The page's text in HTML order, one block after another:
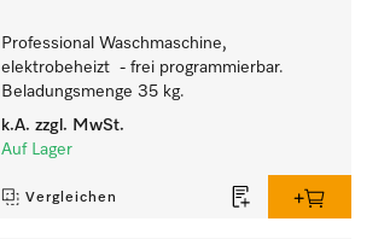
Professional Waschmaschine,
elektrobeheizt - frei programmierbar.
Beladungsmenge 35 kg.
k.A. zzgl. MwSt.
Auf Lager
Vergleichen